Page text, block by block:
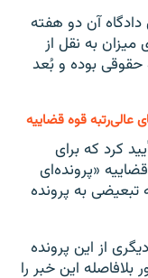
دادگاه آن دو هفته
به نقل از
حقوقی بوده و بُعد
عالی‌رتبه قوه قضاییه
کرد که برای
«پرونده‌ای
به پرونده
از این پرونده
بلافاصله این خبر را